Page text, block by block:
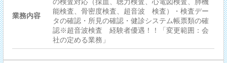
業務内容
能検査、骨密度検査、超音波 検査）・検査デー
タの確認・所見の確認・健診システム帳票類の確
認※超音波検査 経験者優遇！！「変更範囲：会
社の定める業務」